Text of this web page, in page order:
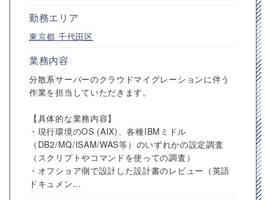
勤務エリア
東京都 千代田区
業務内容
分散系サーバーのクラウドマイグレーションに伴う
作業を担当していただきます。
【具体的な業務内容】
・現行環境のOS (AIX)、各種IBMミドル
（DB2/MQ/ISAM/WAS等）のいずれかの設定調査
（スクリプトやコマンドを使っての調査）
・オフショア側で設計した設計書のレビュー（英語
ドキュメン...